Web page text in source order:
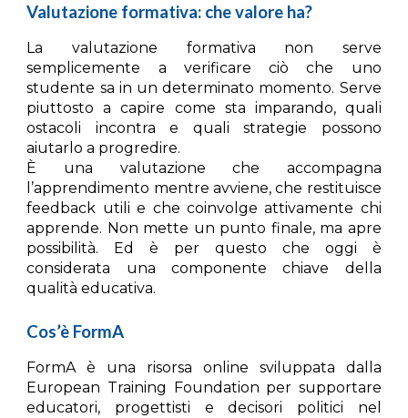
Valutazione formativa: che valore ha?
La valutazione formativa non serve
semplicemente a verificare ciò che uno
studente sa in un determinato momento. Serve
piuttosto acapire come sta imparando, quali
ostacoli incontra e quali strategie possono
aiutarlo a progredire.
È una valutazione che accompagna
l’apprendimento mentre avviene, che restituisce
feedback utili e che coinvolge attivamente chi
apprende. Non mette un punto finale, ma apre
possibilità. Ed è per questo che oggi è
considerata una componente chiave della
qualità educativa.
Cos’è FormA
FormAè una risorsa online sviluppata dalla
European Training Foundation per supportare
educatori, progettisti e decisori politici nel